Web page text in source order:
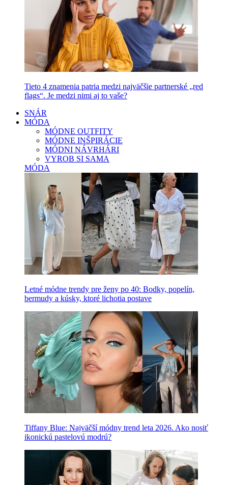
Tieto 4 znamenia patria medzi najväčšie partnerské „red
flags“. Je medzi nimi aj to vaše?
SNÁR
MÓDA
MÓDNE OUTFITY
MÓDNE INŠPIRÁCIE
MÓDNI NÁVRHÁRI
VYROB SI SAMA
MÓDA
Letné módne trendy pre ženy po 40: Bodky, popelín,
bermudy a kúsky, ktoré lichotia postave
Tiffany Blue: Najväčší módny trend leta 2026. Ako nosiť
ikonickú pastelovú modrú?